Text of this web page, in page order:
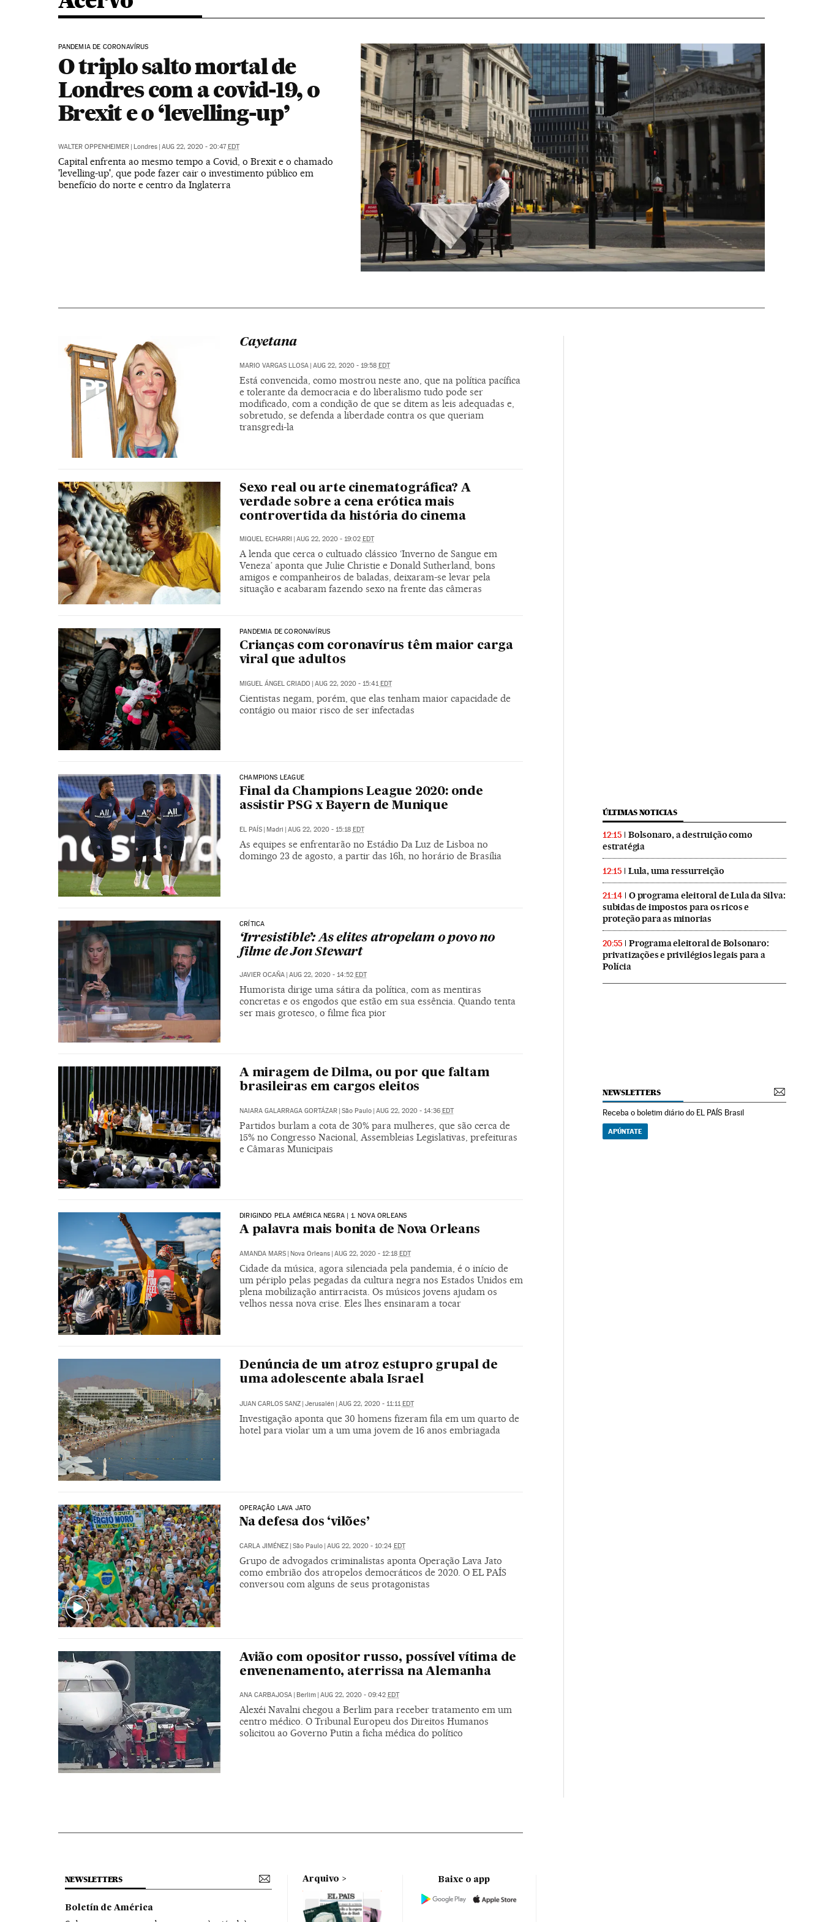
PANDEMIA DE CORONAVÍRUS
O triplo salto mortal de
Londres com a covid-19, o
Brexit e o ‘levelling-up’
WALTER OPPENHEIMER | Londres | AUG 22, 2020 - 20:47EDT
Capital enfrenta ao mesmo tempo a Covid, o Brexit e o chamado
'levelling-up', que pode fazer cair o investimento público em
benefício do norte e centro da Inglaterra
Cayetana
MARIO VARGAS LLOSA | AUG 22, 2020 - 19:58 EDT
Está convencida, como mostrou neste ano, que na política pacífica
e tolerante da democracia e do liberalismo tudo pode ser
modificado, com a condição de que se ditem as leis adequadas e,
sobretudo, se defenda a liberdade contra os que queriam
transgredi-la
Sexo real ou arte cinematográfica? A
verdade sobre a cena erótica mais
controvertida da história do cinema
MIQUEL ECHARRI AUG 22, 2020 - 19:02 EDT
A lenda que cerca o cultuado clássico ‘Inverno de Sangue em
Veneza’ aponta que Julie Christie e Donald Sutherland, bons
amigos e companheiros de baladas, deixaram-se levar pela
situação e acabaram fazendo sexo na frente das câmeras
PANDEMIA DE CORONAVÍRUS
Crianças com coronavírus têm maior carga
viral que adultos
MIGUEL ÁNGEL CRIADO | AUG 22, 2020 - 15:41 EDT
Cientistas negam, porém, que elas tenham maior capacidade de
contágio ou maior risco de ser infectadas
CHAMPIONS LEAGUE
Final da Champions League 2020: onde
assistir PSG x Bayern de Munique
EL PAÍS | Madri | AUG 22, 2020 - 15:18 EDT
As equipes se enfrentarão no Estádio Da Luz de Lisboa no
domingo 23 de agosto, a partir das 16h, no horário de Brasília
CRÍTICA
‘Irresistible’: As elites atropelam o povo no
filme de Jon Stewart
JAVIER OCAÑA AUG 22, 2020 - 14:52 EDT
Humorista dirige uma sátira da política, com as mentiras
concretas e os engodos que estão em sua essência. Quando tenta
ser mais grotesco, o filme fica pior
A miragem de Dilma, ou por que faltam
brasileiras em cargos eleitos
NAIARA GALARRAGA GORTÁZAR | São Paulo | AUG 22, 2020 - 14:36 EDT
Partidos burlam a cota de 30% para mulheres, que são cerca de
15% no Congresso Nacional, Assembleias Legislativas, prefeituras
e Câmaras Municipais
DIRIGINDO PELA AMÉRICA NEGRA | 1. NOVA ORLEANS
A palavra mais bonita de Nova Orleans
AMANDA MARS | Nova Orleans | AUG 22, 2020 - 12:18 EDT
Cidade da música, agora silenciada pela pandemia, é o início de
um périplo pelas pegadas da cultura negra nos Estados Unidos em
plena mobilização antirracista. Os músicos jovens ajudam os
velhos nessa nova crise. Eles lhes ensinaram a tocar
Denúncia de um atroz estupro grupal de
uma adolescente abala Israel
JUAN CARLOS SANZ | Jerusalén | AUG 22, 2020 - 11:11 EDT
Investigação aponta que 30 homens fizeram fila em um quarto de
hotel para violar um a um uma jovem de 16 anos embriagada
OPERAÇÃO LAVA JATO
Na defesa dos ‘vilões’
CARLA JIMÉNEZ São Paulo AUG 22, 2020 - 10:24 EDT
Grupo de advogados criminalistas aponta Operação Lava Jato
como embrião dos atropelos democráticos de 2020. O EL PAÍS
conversou com alguns de seus protagonistas
Avião com opositor russo, possível vítima de
envenenamento, aterrissa na Alemanha
ANA CARBAJOSA Berlim AUG 22, 2020 - 09:42 EDT
Alexéi Navalni chegou a Berlim para receber tratamento em um
centro médico. O Tribunal Europeu dos Direitos Humanos
solicitou ao Governo Putin a ficha médica do político
ÚLTIMAS NOTICIAS
12:15
Bolsonaro, a destruição como
estratégia
12:15 Lula, uma ressurreição
21:14
O programa eleitoral de Lula da Silva:
subidas de impostos para os ricos e
proteção para as minorias
20:55
Programa eleitoral de Bolsonaro:
privatizações e privilégios legais para a
Polícia
NEWSLETTERS
Receba o boletim diário do EL PAÍS Brasil
APÚNTATE
NEWSLETTERS
Boletín de América
Arquivo Baixe o app